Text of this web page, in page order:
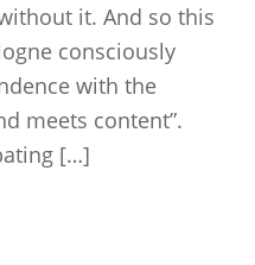
it. And so this
consciously
with the
meets content”.
[…]